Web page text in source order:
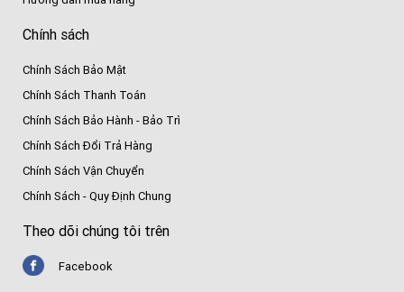
Chính sách
Chính Sách Bảo Mật
Chính Sách Thanh Toán
Chính Sách Bảo Hành - Bảo Trì
Chính Sách Đổi Trả Hàng
Chính Sách Vận Chuyển
Chính Sách - Quy Định Chung
Theo dõi chúng tôi trên
Facebook